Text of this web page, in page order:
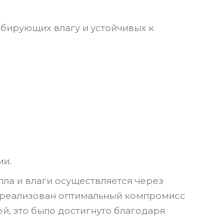
влагу и устойчивых к
и влаги осуществляется через
оптимальный компромисс
это было достигнуто благодаря